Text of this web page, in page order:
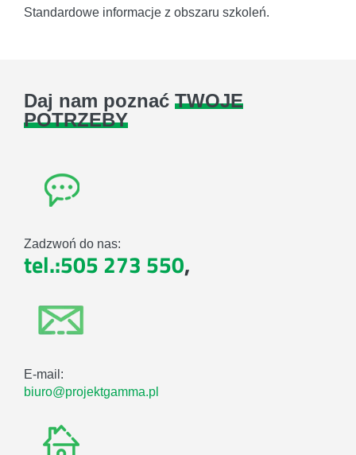
Standardowe informacje z obszaru szkoleń.
Daj nam poznać TWOJE
POTRZEBY
Zadzwoń do nas:
tel.:505 273 550,
E-mail:
biuro@projektgamma.pl